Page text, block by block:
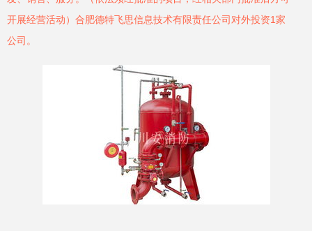
开展经营活动）合肥德特飞思信息技术有限责任公司对外投资1家
公司。